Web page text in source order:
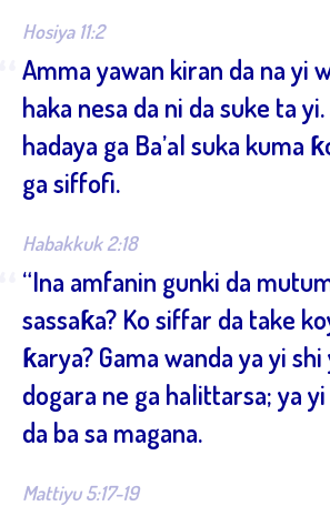
Hosiya 11:2
Amma yawan kiran da na yi
haka nesa da ni da suke ta
hadaya ga Ba’al suka kuma
ga siffofi.
Habakkuk 2:18
“Ina amfanin gunki da
sassaƙa? Ko siffar da take
ƙarya? Gama wanda ya yi shi
dogara ne ga halittarsa; ya
da ba sa magana.
Mattiyu 5:17-19